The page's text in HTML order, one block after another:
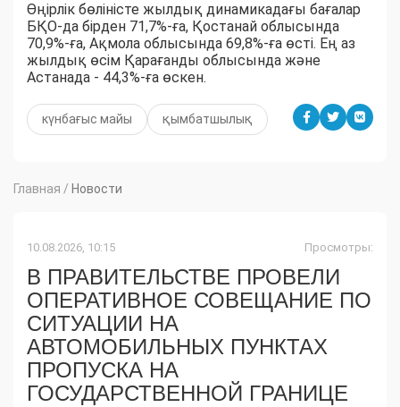
Өңірлік бөліністе жылдық динамикадағы бағалар
БҚО-да бірден 71,7%-ға, Қостанай облысында
70,9%-ға, Ақмола облысында 69,8%-ға өсті. Ең аз
жылдық өсім Қарағанды облысында және
Астанада - 44,3%-ға өскен.
күнбағыс майы қымбатшылық
Главная / Новости
10.08.2026, 10:15 Просмотры:
В ПРАВИТЕЛЬСТВЕ ПРОВЕЛИ
ОПЕРАТИВНОЕ СОВЕЩАНИЕ ПО
СИТУАЦИИ НА
АВТОМОБИЛЬНЫХ ПУНКТАХ
ПРОПУСКА НА
ГОСУДАРСТВЕННОЙ ГРАНИЦЕ